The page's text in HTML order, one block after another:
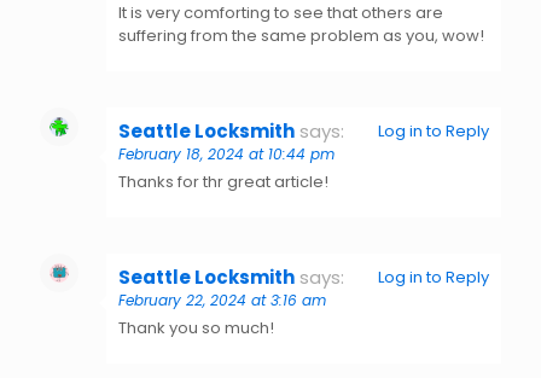
It is very comforting to see that others are
suffering from the same problem as you, wow!
Seattle Locksmith says:
February 18, 2024 at 10:44 pm
Thanks for thr great article!
Log in to Reply
Seattle Locksmith says:
February 22, 2024 at 3:16 am
Thank you so much!
Log in to Reply